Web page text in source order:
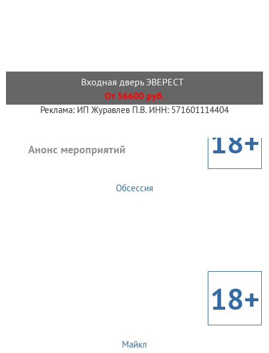
Входная дверь ЭВЕРЕСТ
От 36600 руб.
Реклама: ИП Журавлев П.В. ИНН: 571601114404
Анонс мероприятий 18+
Обсессия
18+
Майкл